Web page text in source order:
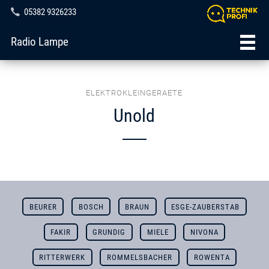
05382 9326233
Radio Lampe
ELEKTROKLEINGERAETE
Unold
BEURER BOSCH BRAUN ESGE-ZAUBERSTAB
FAKIR GRUNDIG MIELE NIVONA
RITTERWERK ROMMELSBACHER ROWENTA